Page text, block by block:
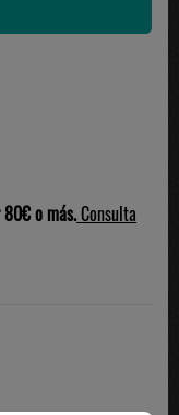
80€ o más.Consulta